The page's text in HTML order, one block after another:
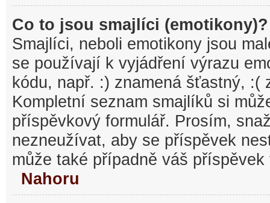
Co to jsou smajlíci (emotikony)?
Smajlíci, neboli emotikony jsou
se používají k vyjádření výrazu
kódu, např. :) znamená šťastný, :(
Kompletní seznam smajlíků si
příspěvkový formulář. Prosím,
nezneužívat, aby se příspěvek
může také případně váš
Nahoru